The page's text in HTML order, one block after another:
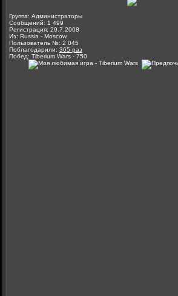
Группа: Администраторы
Сообщений: 1 499
Регистрация: 29.7.2008
Из: Russia - Moscow
Пользователь №: 2 045
Поблагодарили: 365 раз
Побед: Tiberium Wars - 750